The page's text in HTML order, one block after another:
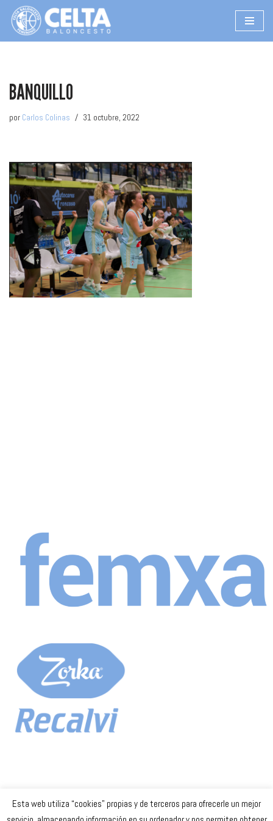
Saltar
BANQUILLO
por Carlos Colinas 31 octubre, 2022
Celta Baloncesto Femenino. 2023
Esta web utiliza “cookies” propias y de terceros para ofrecerle un mejor